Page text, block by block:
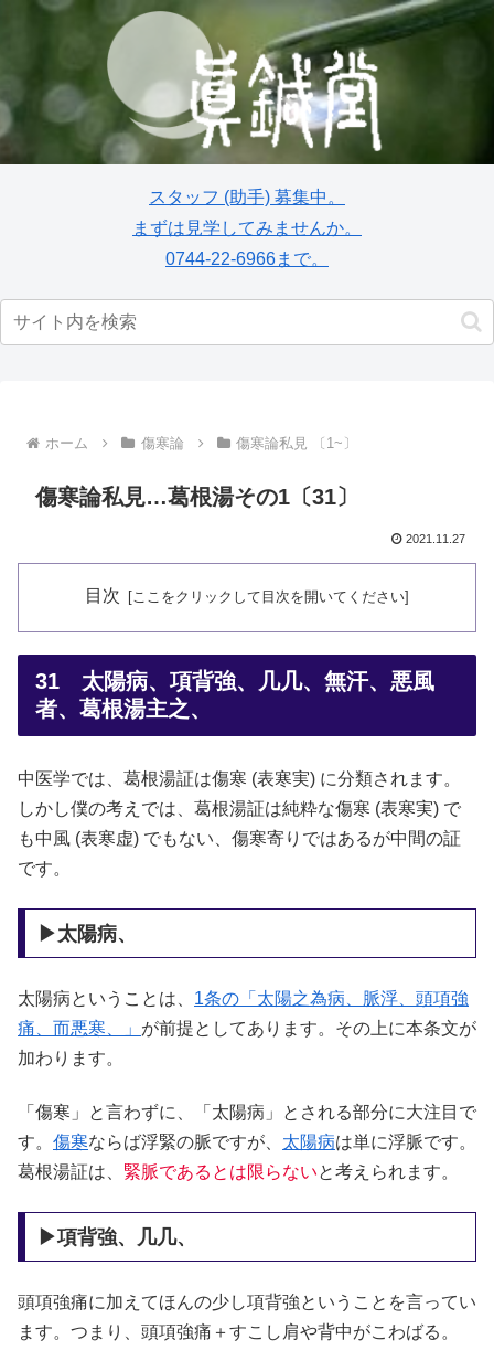
スタッフ (助手) 募集中。
まずは見学してみませんか。
0744-22-6966まで。
ホーム 傷寒論 傷寒論私見 〔1~〕
傷寒論私見…葛根湯その1〔31〕
2021.11.27
目次
31 太陽病、項背強、几几、無汗、悪風
者、葛根湯主之、
中医学では、葛根湯証は傷寒 (表寒実) に分類されます。
しかし僕の考えでは、葛根湯証は純粋な傷寒 (表寒実) で
も中風 (表寒虚) でもない、傷寒寄りではあるが中間の証
です。
▶太陽病、
太陽病ということは、 1条の「太陽之為病、脈浮、頭項強
痛、而悪寒、」 が前提としてあります。その上に本条文が
加わります。
「傷寒」と言わずに、「太陽病」とされる部分に大注目で
す。 傷寒ならば浮緊の脈ですが、 太陽病は単に浮脈です。
葛根湯証は、 緊脈であるとは限らないと考えられます。
▶項背強、几几、
頭項強痛に加えてほんの少し項背強ということを言ってい
ます。つまり、頭項強痛＋すこし肩や背中がこわばる。